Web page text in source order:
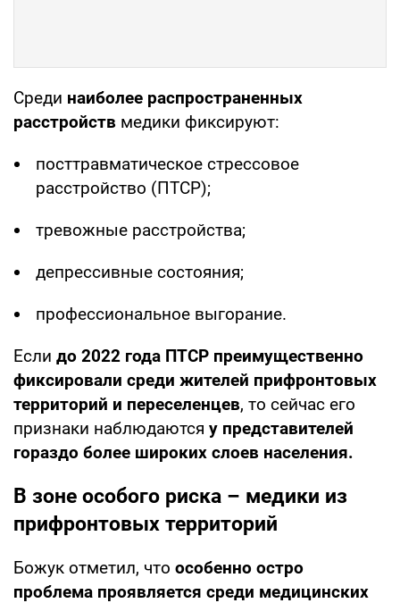
Среди наиболее распространенных
расстройств медики фиксируют:
посттравматическое стрессовое
расстройство (ПТСР);
тревожные расстройства;
депрессивные состояния;
профессиональное выгорание.
Если до 2022 года ПТСР преимущественно
фиксировали среди жителей прифронтовых
территорий и переселенцев, то сейчас его
признаки наблюдаются у представителей
гораздо более широких слоев населения.
В зоне особого риска – медики из
прифронтовых территорий
Божук отметил, что особенно остро
проблема проявляется среди медицинских